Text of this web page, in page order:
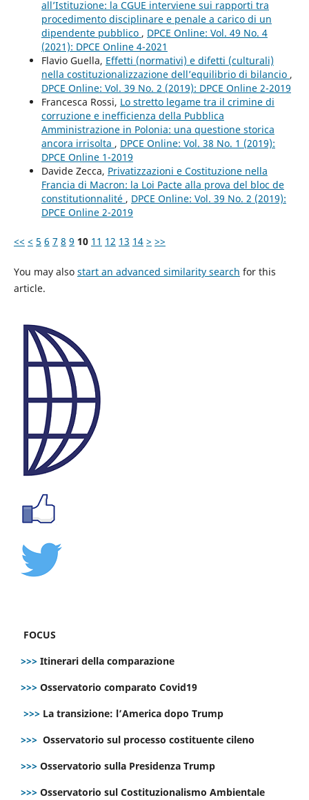
all’Istituzione: la CGUE interviene sui rapporti tra
procedimento disciplinare e penale a carico di un
dipendente pubblico , DPCE Online: Vol. 49 No. 4
(2021): DPCE Online 4-2021
Flavio Guella, Effetti (normativi) e difetti (culturali)
nella costituzionalizzazione dell’equilibrio di bilancio ,
DPCE Online: Vol. 39 No. 2 (2019): DPCE Online 2-2019
Francesca Rossi, Lo stretto legame tra il crimine di
corruzione e inefficienza della Pubblica
Amministrazione in Polonia: una questione storica
ancora irrisolta , DPCE Online: Vol. 38 No. 1 (2019):
DPCE Online 1-2019
Davide Zecca, Privatizzazioni e Costituzione nella
Francia di Macron: la Loi Pacte alla prova del bloc de
constitutionnalité , DPCE Online: Vol. 39 No. 2 (2019):
DPCE Online 2-2019
<< < 5 6 7 8 9 10 11 12 13 14 > >>
You may also start an advanced similarity search for this
article.
FOCUS
>>> Itinerari della comparazione
>>> Osservatorio comparato Covid19
>>> La transizione: l’America dopo Trump
>>> Osservatorio sul processo costituente cileno
>>> Osservatorio sulla Presidenza Trump
>>> Osservatorio sul Costituzionalismo Ambientale